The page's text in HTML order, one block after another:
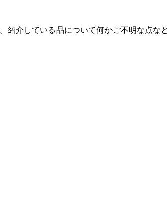
介している品について何かご不明な点な